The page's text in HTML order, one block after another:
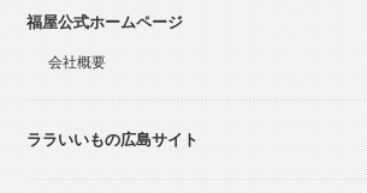
福屋公式ホームページ
会社概要
ララいいもの広島サイト